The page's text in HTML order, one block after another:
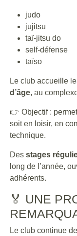
judo
jujitsu
taï-jitsu do
self-défense
taïso
Le club accueille
d’âge, au
👉 Objectif :
soit en loisir, en
technique.
Des stages
long de l’année,
adhérents.
🏅 UNE
Le club continue